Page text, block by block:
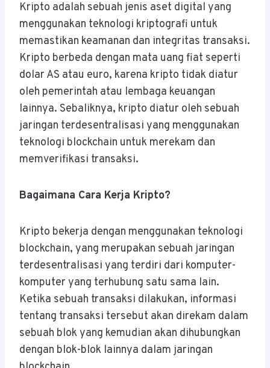
Kripto adalah sebuah jenis aset digital yang
menggunakan teknologi kriptografi untuk
memastikan keamanan dan integritas transaksi.
Kripto berbeda dengan mata uang fiat seperti
dolar AS atau euro, karena kripto tidak diatur
oleh pemerintah atau lembaga keuangan
lainnya. Sebaliknya, kripto diatur oleh sebuah
jaringan terdesentralisasi yang menggunakan
teknologi blockchain untuk merekam dan
memverifikasi transaksi.
Bagaimana Cara Kerja Kripto?
Kripto bekerja dengan menggunakan teknologi
blockchain, yang merupakan sebuah jaringan
terdesentralisasi yang terdiri dari komputer-
komputer yang terhubung satu sama lain.
Ketika sebuah transaksi dilakukan, informasi
tentang transaksi tersebut akan direkam dalam
sebuah blok yang kemudian akan dihubungkan
dengan blok-blok lainnya dalam jaringan